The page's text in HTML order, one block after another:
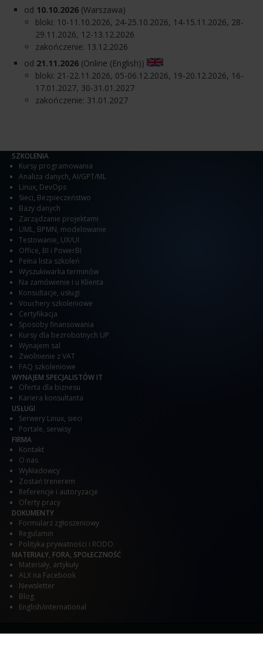
od 10.10.2026(Warszawa)
bloki: 10-11.10.2026, 24-25.10.2026, 14-15.11.2026, 28-
29.11.2026, 12-13.12.2026
zakończenie: 13.12.2026
od 21.11.2026(Online (English))
bloki: 21-22.11.2026, 05-06.12.2026, 19-20.12.2026, 16-
17.01.2027, 30-31.01.2027
zakończenie: 31.01.2027
SZKOLENIA
Kursy programowania
Analiza danych, AI/GPT/ML
Linux, DevOps
Sieci, Bezpieczeństwo
Bazy danych
Zarządzanie projektami
UML, BPMN, modelowanie
Testowanie, UX/UI
Office, BI i PowerBI
Pełna lista szkoleń
Wyszukiwarka terminów
Na zamówienie i u Klienta
Konsultacje, usługi
Vouchery szkoleniowe
Certyfikacja
Sposoby finansowania
Kursy dla bezrobotnych UP
Wynajem sal
Zwolnienie z VAT
FAQ szkoleniowe
WYNAJEM SPECJALISTÓW IT
Oferta dla biznesu
Kariera konsultanta
USŁUGI
Serwery Linux, sieci
Portale, serwisy
FIRMA
Kontakt
O nas
Wykładowcy
Zostań trenerem
Referencje i autoryzacje
Oferty pracy
DOKUMENTY
Formularz zgłoszeniowy
Regulamin
Polityka prywatności i RODO
MATERIAŁY, FORA, SPOŁECZNOŚĆ
Materiały, artykuły
ALX na Facebook
Newsletter
Blog
English/international